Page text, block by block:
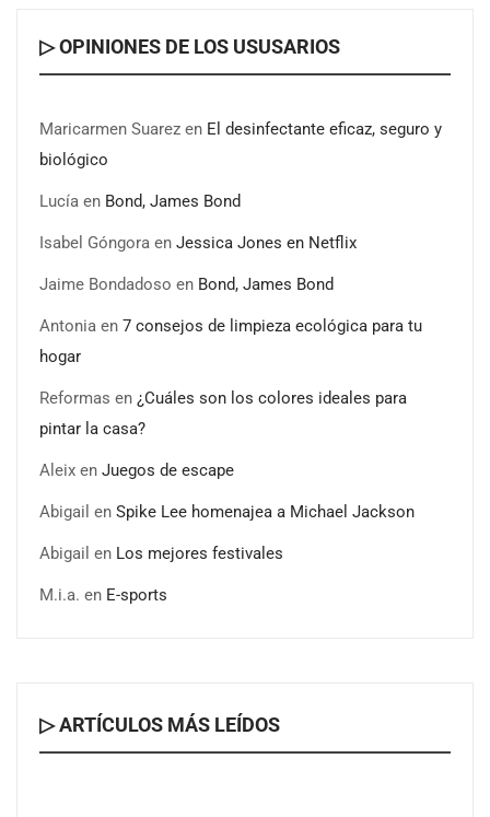
▷ OPINIONES DE LOS USUSARIOS
Maricarmen Suarez en El desinfectante eficaz, seguro y
biológico
Lucía en Bond, James Bond
Isabel Góngora en Jessica Jones en Netflix
Jaime Bondadoso en Bond, James Bond
Antonia en 7 consejos de limpieza ecológica para tu
hogar
Reformas en ¿Cuáles son los colores ideales para
pintar la casa?
Aleix en Juegos de escape
Abigail en Spike Lee homenajea a Michael Jackson
Abigail en Los mejores festivales
M.i.a. en E-sports
▷ ARTÍCULOS MÁS LEÍDOS